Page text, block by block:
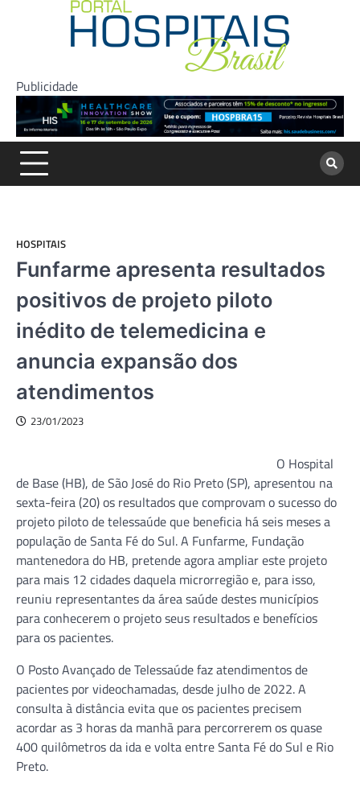
Publicidade
HOSPITAIS
Funfarme apresenta resultados
positivos de projeto piloto
inédito de telemedicina e
anuncia expansão dos
atendimentos
23/01/2023
O Hospital
de Base (HB), de São José do Rio Preto (SP), apresentou na
sexta-feira (20) os resultados que comprovam o sucesso do
projeto piloto de telessaúde que beneficia há seis meses a
população de Santa Fé do Sul. A Funfarme, Fundação
mantenedora do HB, pretende agora ampliar este projeto
para mais 12 cidades daquela microrregião e, para isso,
reuniu representantes da área saúde destes municípios
para conhecerem o projeto seus resultados e benefícios
para os pacientes.
O Posto Avançado de Telessaúde faz atendimentos de
pacientes por videochamadas, desde julho de 2022. A
consulta à distância evita que os pacientes precisem
acordar as 3 horas da manhã para percorrerem os quase
400 quilômetros da ida e volta entre Santa Fé do Sul e Rio
Preto.